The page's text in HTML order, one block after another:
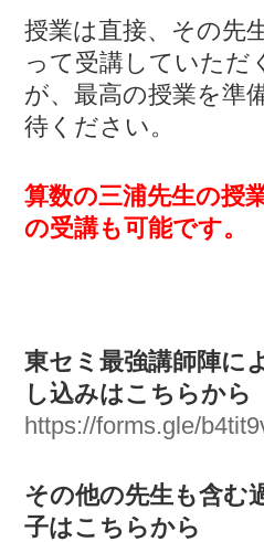
授業は直接、その先
って受講していただ
が、最高の授業を準
待ください。
算数の三浦先生の授
の受講も可能です。
東セミ最強講師陣に
し込みはこちらから
https://forms.gle/
その他の先生も含む
子はこちらから